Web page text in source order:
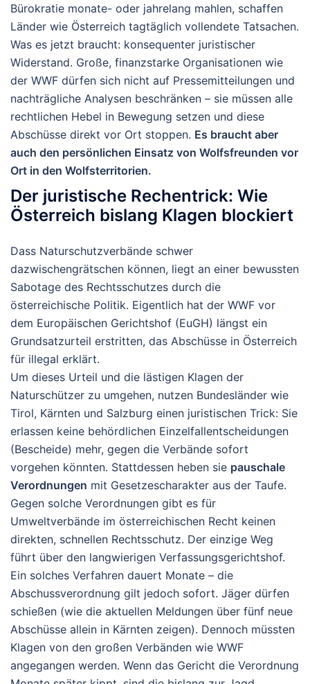
Bürokratie monate- oder jahrelang mahlen, schaffen
Länder wie Österreich tagtäglich vollendete Tatsachen.
Was es jetzt braucht: konsequenter juristischer
Widerstand. Große, finanzstarke Organisationen wie
der WWF dürfen sich nicht auf Pressemitteilungen und
nachträgliche Analysen beschränken – sie müssen alle
rechtlichen Hebel in Bewegung setzen und diese
Abschüsse direkt vor Ort stoppen. Es braucht aber
auch den persönlichen Einsatz von Wolfsfreunden vor
Ort in den Wolfsterritorien.
Der juristische Rechentrick: Wie
Österreich bislang Klagen blockiert
Dass Naturschutzverbände schwer
dazwischengrätschen können, liegt an einer bewussten
Sabotage des Rechtsschutzes durch die
österreichische Politik. Eigentlich hat der WWF vor
dem Europäischen Gerichtshof (EuGH) längst ein
Grundsatzurteil erstritten, das Abschüsse in Österreich
für illegal erklärt.
Um dieses Urteil und die lästigen Klagen der
Naturschützer zu umgehen, nutzen Bundesländer wie
Tirol, Kärnten und Salzburg einen juristischen Trick: Sie
erlassen keine behördlichen Einzelfallentscheidungen
(Bescheide) mehr, gegen die Verbände sofort
vorgehen könnten. Stattdessen heben sie pauschale
Verordnungen mit Gesetzescharakter aus der Taufe.
Gegen solche Verordnungen gibt es für
Umweltverbände im österreichischen Recht keinen
direkten, schnellen Rechtsschutz. Der einzige Weg
führt über den langwierigen Verfassungsgerichtshof.
Ein solches Verfahren dauert Monate – die
Abschussverordnung gilt jedoch sofort. Jäger dürfen
schießen (wie die aktuellen Meldungen über fünf neue
Abschüsse allein in Kärnten zeigen). Dennoch müssten
Klagen von den großen Verbänden wie WWF
angegangen werden. Wenn das Gericht die Verordnung